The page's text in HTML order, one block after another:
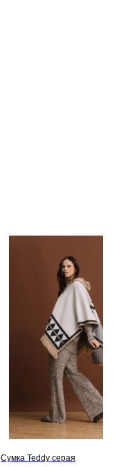
Сумка Teddy серая